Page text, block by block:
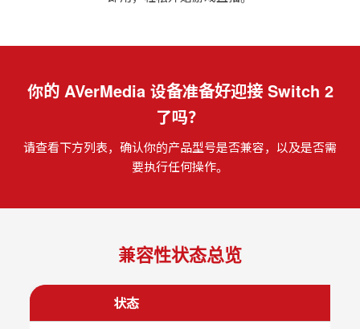
你的 AVerMedia 设备准备好迎接 Switch 2
了吗？
请查看下方列表，确认你的产品型号是否兼容，以及是否需
要执行任何操作。
兼容性状态总览
状态